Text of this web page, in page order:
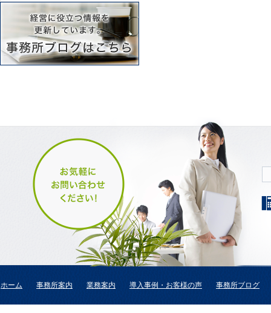
ホーム 事務所案内 業務案内 導入事例・お客様の声 事務所ブログ